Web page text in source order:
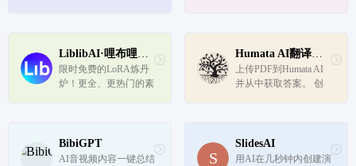
本，并生成支持147种
语言的多语言视频内
容。
LiblibAI·哩布哩布AI【官网】
限时免费的LoRA炼丹
炉！更全、更热门的素
Humata AI翻译站点
上传PDF到Humata AI
并从中获取答案。 创
律的文档的速度提高10
0倍
BibiGPT
AI音视频内容一键总结
SlidesAI
用AI在几秒钟内创建演